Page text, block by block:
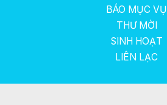
BÁO MỤC VỤ
THƯ MỜI
SINH HOẠT
LIÊN LẠC